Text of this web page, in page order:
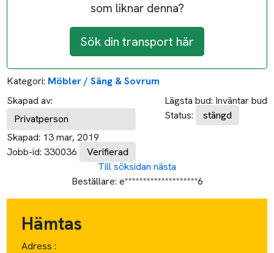
som liknar denna?
Sök din transport här
Kategori: Möbler / Säng & Sovrum
Skapad av:
Privatperson
Skapad: 13 mar, 2019
Jobb-id: 330036 Verifierad
Lägsta bud: Inväntar bud
Status:
stängd
Till söksidan nästa
Beställare: e********************6
Hämtas
Adress :